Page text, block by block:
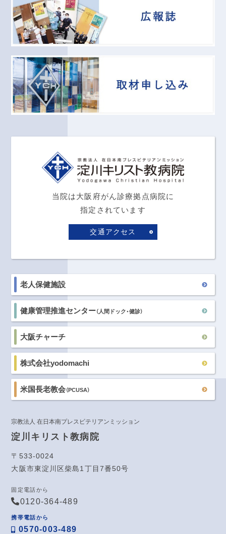
当院は大阪府がん診療拠点病院に
指定されています
交通アクセス
老人保健施設
健康管理推進センター（人間ドック・健診）
大阪チャーチ
株式会社yodomachi
米国長老教会（PCUSA）
宗教法人 在日本南プレスビテリアンミッション
淀川キリスト教病院
〒533-0024
大阪市東淀川区柴島1丁目7番50号
固定電話から
0120-364-489
携帯電話から
0570-003-489